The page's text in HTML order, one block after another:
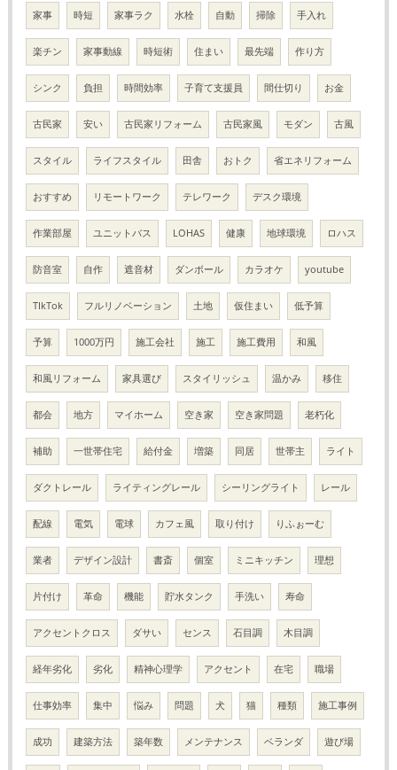
家事 時短 家事ラク 水栓 自動 掃除 手入れ
楽チン 家事動線 時短術 住まい 最先端 作り方
シンク 負担 時間効率 子育て支援員 間仕切り お金
古民家 安い 古民家リフォーム 古民家風 モダン 古風
スタイル ライフスタイル 田舎 おトク 省エネリフォーム
おすすめ リモートワーク テレワーク デスク環境
作業部屋 ユニットバス LOHAS 健康 地球環境 ロハス
防音室 自作 遮音材 ダンボール カラオケ youtube
TIkTok フルリノベーション 土地 仮住まい 低予算
予算 1000万円 施工会社 施工 施工費用 和風
和風リフォーム 家具選び スタイリッシュ 温かみ 移住
都会 地方 マイホーム 空き家 空き家問題 老朽化
補助 一世帯住宅 給付金 増築 同居 世帯主 ライト
ダクトレール ライティングレール シーリングライト レール
配線 電気 電球 カフェ風 取り付け りふぉーむ
業者 デザイン設計 書斎 個室 ミニキッチン 理想
片付け 革命 機能 貯水タンク 手洗い 寿命
アクセントクロス ダサい センス 石目調 木目調
経年劣化 劣化 精神心理学 アクセント 在宅 職場
仕事効率 集中 悩み 問題 犬 猫 種類 施工事例
成功 建築方法 築年数 メンテナンス ベランダ 遊び場